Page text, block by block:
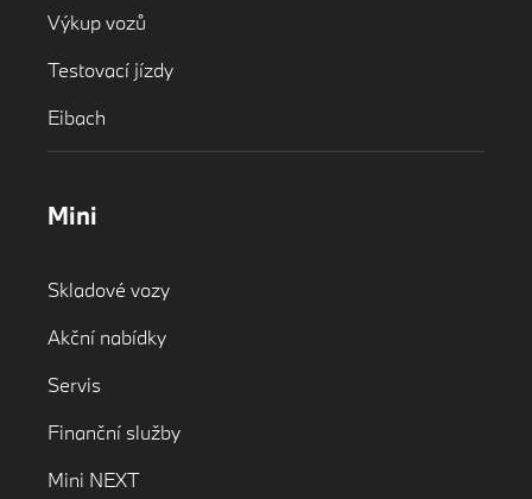
Výkup vozů
Testovací jízdy
Eibach
Mini
Skladové vozy
Akční nabídky
Servis
Finanční služby
Mini NEXT